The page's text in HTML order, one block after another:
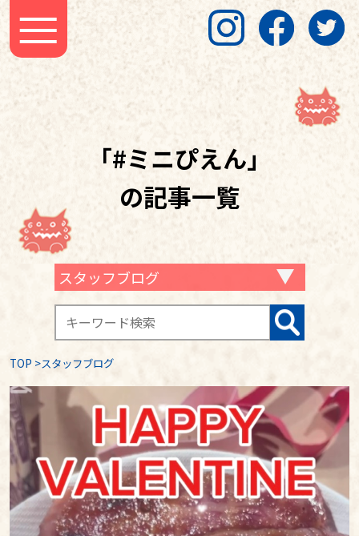
「#ミニぴえん」
の記事一覧
スタッフブログ
TOP >スタッフブログ